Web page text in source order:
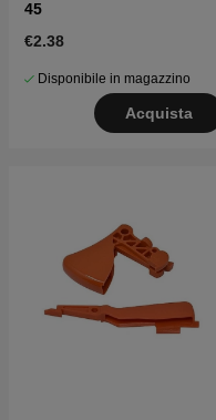
45
€2.38
Disponibile in magazzino
Acquista